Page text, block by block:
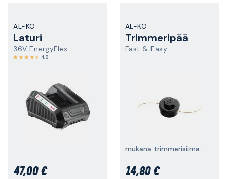
AL-KO
Laturi
36V EnergyFlex
4,8
47,00 €
AL-KO
Trimmeripää
Fast & Easy
mukana trimmerisiima ø2,4 mm
14,80 €